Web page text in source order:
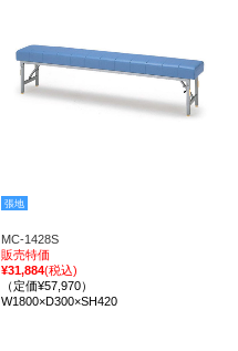
張地
MC-1428S
販売特価
¥31,884(税込)
（定価¥57,970）
W1800×D300×SH420